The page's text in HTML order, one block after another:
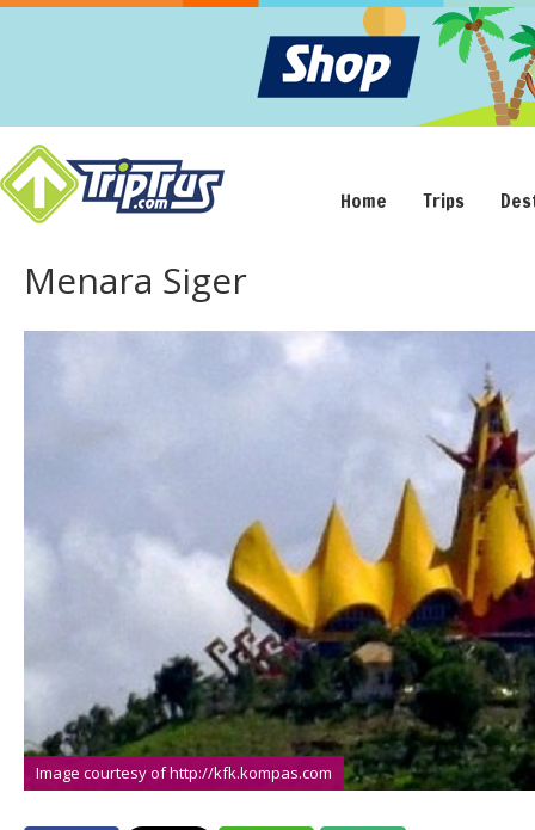
Home Trips
Menara Siger
Image courtesy of http://kfk.kompas.com